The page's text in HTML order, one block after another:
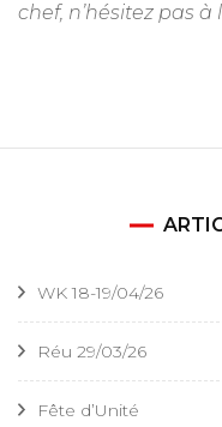
chef, n’hésitez pas
WK 18-19/04/26
Réu 29/03/26
Fête d’Unité